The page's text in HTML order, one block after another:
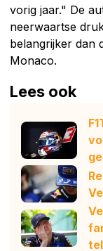
vorig jaar." De
neerwaartse
belangrijker dan
Monaco.
Lees ook